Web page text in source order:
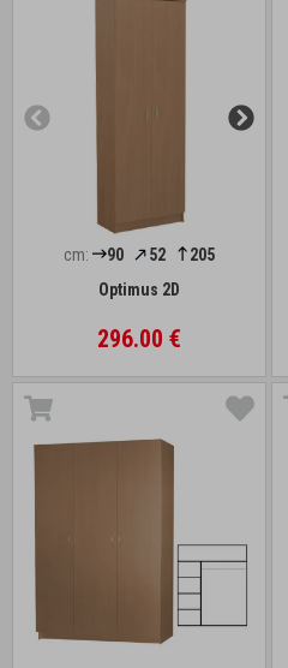
cm: 90 52
205
Optimus 2D
296.00 €